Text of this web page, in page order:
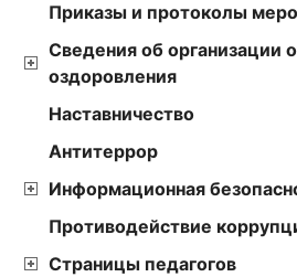
Приказы и протоколы
Сведения об организации
оздоровления
Наставничество
Антитеррор
Информационная
Противодействие
Страницы педагогов